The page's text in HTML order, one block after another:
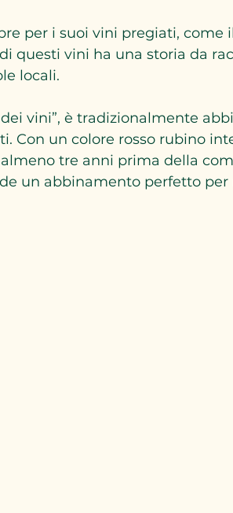
per i suoi vini pregiati, come
questi vini ha una storia da
locali.
vini”, è tradizionalmente
Con un colore rosso rubino
tre anni prima della
un abbinamento perfetto